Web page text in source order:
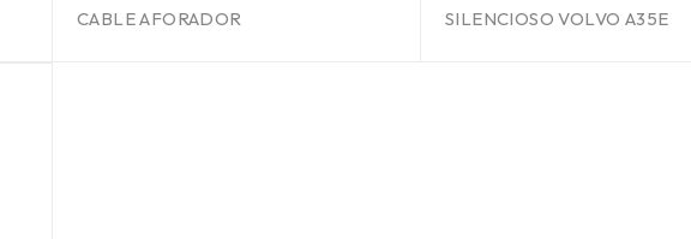
CABLE AFORADOR
SILENCIOSO VOLVO A35E